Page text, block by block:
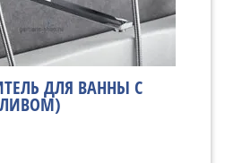
ДЛЯ ВАННЫ С